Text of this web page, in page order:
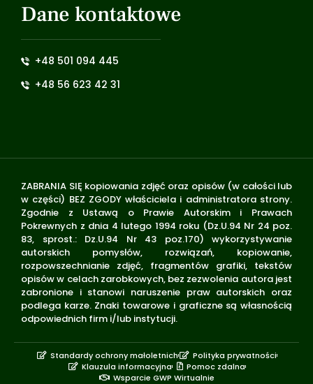
Dane kontaktowe
+48 501 094 445
+48 56 623 42 31
ZABRANIA SIĘ kopiowania zdjęć oraz opisów (w całości lub
w części) BEZ ZGODY właściciela i administratora strony.
Zgodnie z Ustawą o Prawie Autorskim i Prawach
Pokrewnych z dnia 4 lutego 1994 roku (Dz.U.94 Nr 24 poz.
83, sprost.: Dz.U.94 Nr 43 poz.170) wykorzystywanie
autorskich pomysłów, rozwiązań, kopiowanie,
rozpowszechnianie zdjęć, fragmentów grafiki, tekstów
opisów w celach zarobkowych, bez zezwolenia autora jest
zabronione i stanowi naruszenie praw autorskich oraz
podlega karze. Znaki towarowe i graficzne są własnością
odpowiednich firm i/lub instytucji.
Standardy ochrony małoletnich
Polityka prywatności
Klauzula informacyjna
Pomoc zdalna
Wsparcie GWP Wirtualnie